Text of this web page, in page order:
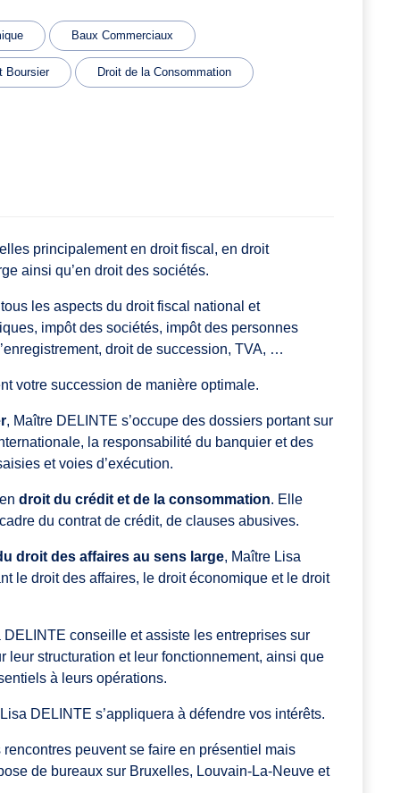
Baux Commerciaux
Boursier Droit de la Consommation
principalement en droit fiscal, en droit
ainsi qu’en droit des sociétés.
les aspects du droit fiscal national et
impôt des sociétés, impôt des personnes
droit de succession, TVA, …
votre succession de manière optimale.
, Maître DELINTE s’occupe des dossiers portant sur
la responsabilité du banquier et des
et voies d’exécution.
droit du crédit et de la consommation. Elle
du contrat de crédit, de clauses abusives.
droit des affaires au sens large, Maître Lisa
le droit des affaires, le droit économique et le droit
DELINTE conseille et assiste les entreprises sur
leur structuration et leur fonctionnement, ainsi que
à leurs opérations.
DELINTE s’appliquera à défendre vos intérêts.
peuvent se faire en présentiel mais
de bureaux sur Bruxelles, Louvain-La-Neuve et